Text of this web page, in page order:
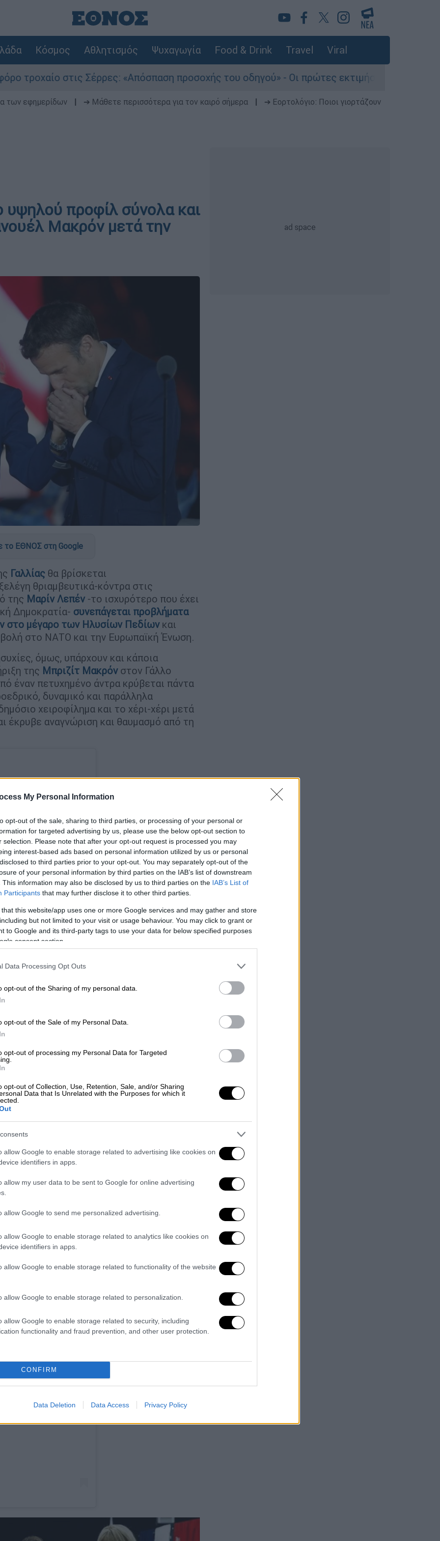
My Personal Information
opt-out of the sale, sharing to third parties, or processing of your personal or
for targeted advertising by us, please use the below opt-out section to
selection. Please note that after your opt-out request is processed you may
interest-based ads based on personal information utilized by us or personal
to third parties prior to your opt-out. You may separately opt-out of the
of your personal information by third parties on the IAB’s list of downstream
This information may also be disclosed by us to third parties on the IAB’s List of
Participants that may further disclose it to other third parties.
that this website/app uses one or more Google services and may gather and store
but not limited to your visit or usage behaviour. You may click to grant or
to Google and its third-party tags to use your data for below specified purposes
consent section.
Data Processing Opt Outs
opt-out of the Sharing of my personal data.
opt-out of the Sale of my Personal Data.
opt-out of processing my Personal Data for Targeted
opt-out of Collection, Use, Retention, Sale, and/or Sharing
Data that Is Unrelated with the Purposes for which it
allow Google to enable storage related to advertising like cookies on
identifiers in apps.
allow my user data to be sent to Google for online advertising
allow Google to send me personalized advertising.
allow Google to enable storage related to analytics like cookies on
identifiers in apps.
allow Google to enable storage related to functionality of the website
allow Google to enable storage related to personalization.
allow Google to enable storage related to security, including
functionality and fraud prevention, and other user protection.
CONFIRM
Data Deletion Data Access Privacy Policy
Κόσμος Αθλητισμός Ψυχαγωγία Food & Drink Travel Viral
Σέρρες: «Απόσπαση προσοχής του οδηγού» - Οι πρώτες εκτιμήσεις πραγματογνώμονα
των εφημερίδων ➔ Μάθετε περισσότερα για τον καιρό σήμερα
➔ Εορτολόγιο: Ποιοι γιορτάζουν
προφίλ σύνολα και
Μακρόν μετά την
το ΕΘΝΟΣ στη Google
Γαλλίας θα βρίσκεται
θριαμβευτικά-κόντρα στις
της Μαρίν Λεπέν -το ισχυρότερο που έχει
Δημοκρατία- συνεπάγεται προβλήματα
στο μέγαρο των Ηλυσίων Πεδίωνκαι
βολή στο ΝΑΤΟ και την Ευρωπαϊκή Ένωση.
όμως, υπάρχουν και κάποια
της Μπριζίτ Μακρόν στον Γάλλο
έναν πετυχημένο άντρα κρύβεται πάντα
δυναμικό και παράλληλα
χειροφίλημα και το χέρι-χέρι μετά
έκρυβε αναγνώριση και θαυμασμό από τη
πρώτη κυρία της Γαλλίας, Μπριζίτ, και
ο
του Άρεως (Champ de Mars) στη σκιά
της «Ωδής στη Χαρά» του Μπετόβεν,
όπως και πριν από πέντε χρόνια.
τις δημόσιες καταθέσεις ψυχής και
τράβηξαν και οι στιλιστικές
ακόμα μία φορά δεν απογοήτευσαν. Για τη
τον σύζυγό της, η Πρώτη Κυρία της
τα οποία απέπνεαν σίγουρη νίκη.
της Κυριακής στην πολή Le Touquet της
για τις προεδρικές εκλογές και τον
έτσι και την ψήφο εμπιστοσύνης
Το σετ περιελάμβανε slim παντελόνι
με μια λευκή μπλούζα, μυτερές
τσάντα Louis Vuitton.